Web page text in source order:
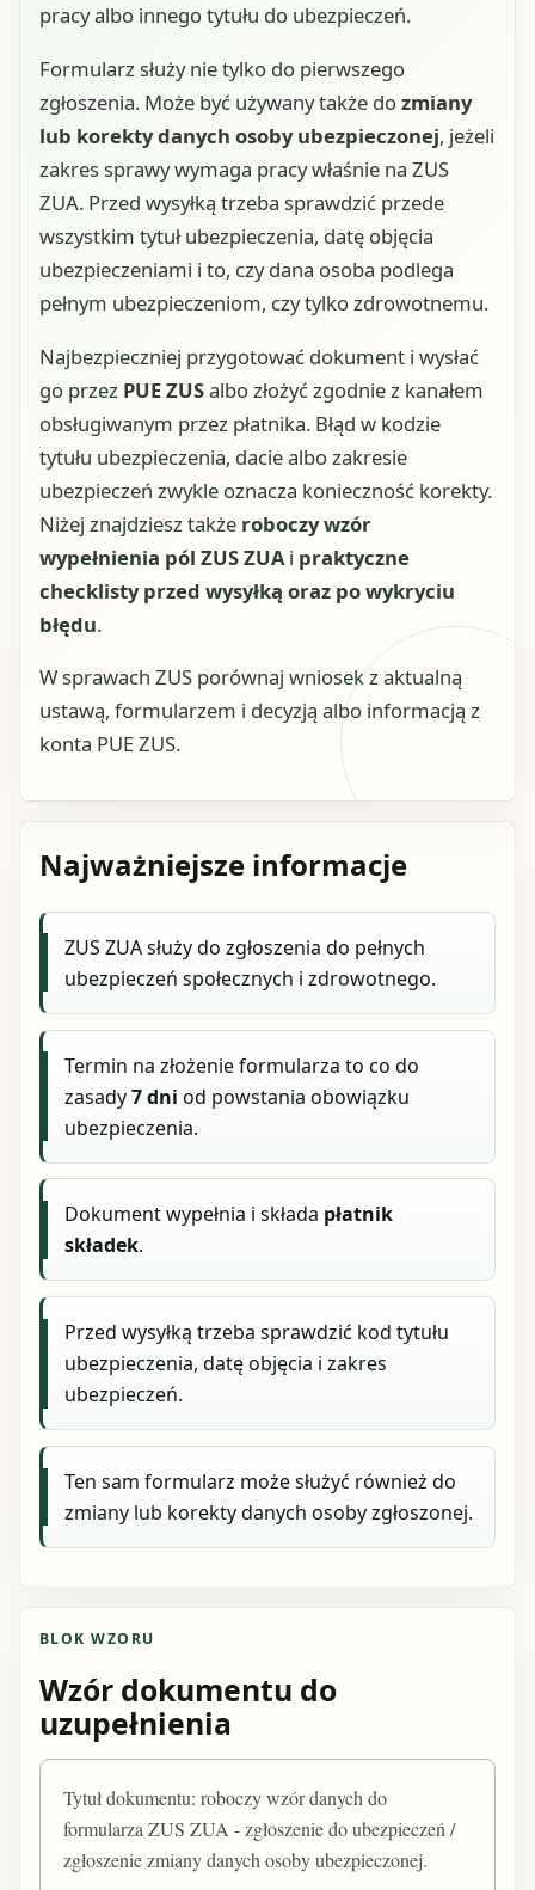
pracy albo innego tytułu do ubezpieczeń.
Formularz służy nie tylko do pierwszego
zgłoszenia. Może być używany także dozmiany
lub korekty danych osoby ubezpieczonej, jeżeli
zakres sprawy wymaga pracy właśnie na ZUS
ZUA. Przed wysyłką trzeba sprawdzić przede
wszystkim tytuł ubezpieczenia, datę objęcia
ubezpieczeniami i to, czy dana osoba podlega
pełnym ubezpieczeniom, czy tylko zdrowotnemu.
Najbezpieczniej przygotować dokument i wysłać
go przez PUE ZUSalbo złożyć zgodnie z kanałem
obsługiwanym przez płatnika. Błąd w kodzie
tytułu ubezpieczenia, dacie albo zakresie
ubezpieczeń zwykle oznacza konieczność korekty.
Niżej znajdziesz także roboczy wzór
wypełnienia pól ZUS ZUAi praktyczne
checklisty przed wysyłką oraz po wykryciu
błędu.
W sprawach ZUS porównaj wniosek z aktualną
ustawą, formularzem i decyzją albo informacją z
konta PUE ZUS.
Najważniejsze informacje
ZUS ZUA służy do zgłoszenia do pełnych
ubezpieczeń społecznych i zdrowotnego.
Termin na złożenie formularza to co do
zasady7 dni od powstania obowiązku
ubezpieczenia.
Dokument wypełnia i składa płatnik
składek.
Przed wysyłką trzeba sprawdzić kod tytułu
ubezpieczenia, datę objęcia i zakres
ubezpieczeń.
Ten sam formularz może służyć również do
zmiany lub korekty danych osoby zgłoszonej.
BLOK WZORU
Wzór dokumentu do
uzupełnienia
Tytuł dokumentu: roboczy wzór danych do
formularza ZUS ZUA - zgłoszenie do ubezpieczeń /
zgłoszenie zmiany danych osoby ubezpieczonej.